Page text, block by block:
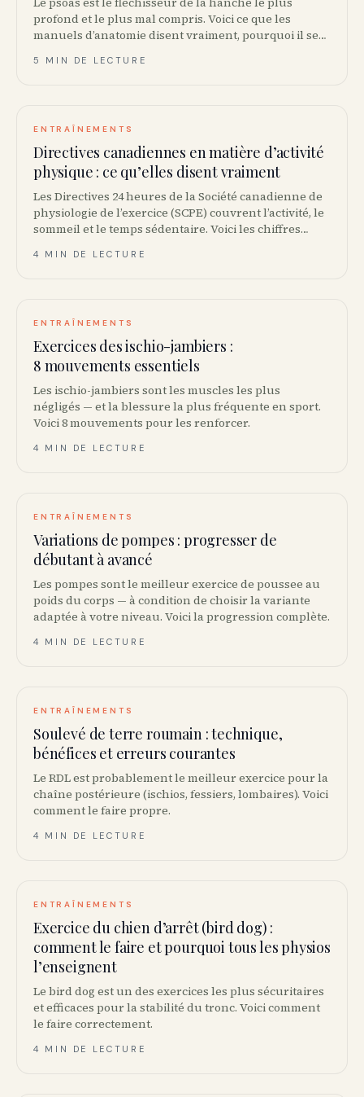
profond et le plus mal compris. Voici ce que les
manuels d’anatomie disent vraiment, pourquoi il se
relâcher sans la pseudo-science d’Instagram.
5 MIN DE LECTURE
ENTRAÎNEMENTS
Directives canadiennes en matière d’activité
physique : ce qu’elles disent vraiment
Les Directives 24 heures de la Société canadienne de
physiologie de l’exercice (SCPE) couvrent l’activité, le
sommeil et le temps sédentaire. Voici les chiffres
4 MIN DE LECTURE
ENTRAÎNEMENTS
Exercices des ischio-jambiers :
8 mouvements essentiels
Les ischio-jambiers sont les muscles les plus
négligés — et la blessure la plus fréquente en sport.
Voici 8 mouvements pour les renforcer.
4 MIN DE LECTURE
ENTRAÎNEMENTS
Variations de pompes : progresser de
débutant à avancé
Les pompes sont le meilleur exercice de poussee au
poids du corps — à condition de choisir la variante
adaptée à votre niveau. Voici la progression complète.
4 MIN DE LECTURE
ENTRAÎNEMENTS
Soulevé de terre roumain : technique,
bénéfices et erreurs courantes
Le RDL est probablement le meilleur exercice pour la
chaîne postérieure (ischios, fessiers, lombaires). Voici
comment le faire propre.
4 MIN DE LECTURE
ENTRAÎNEMENTS
Exercice du chien d’arrêt (bird dog) :
comment le faire et pourquoi tous les physios
l’enseignent
Le bird dog est un des exercices les plus sécuritaires
et efficaces pour la stabilité du tronc. Voici comment
le faire correctement.
4 MIN DE LECTURE